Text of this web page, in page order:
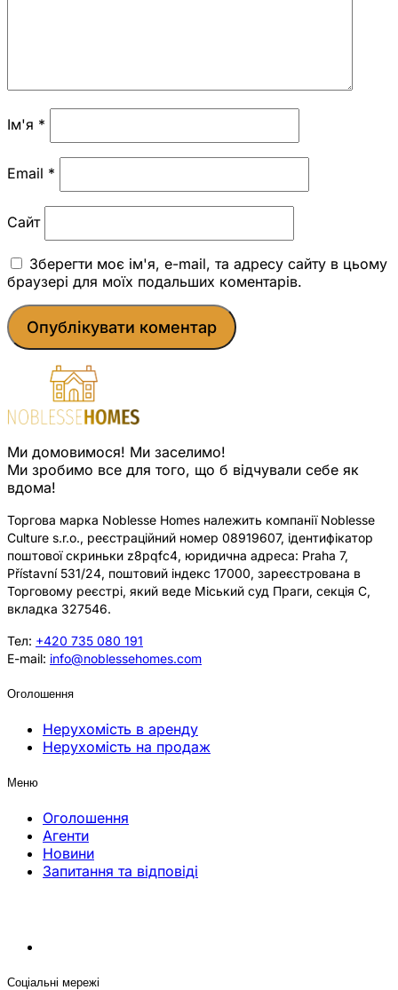
Ім'я *
Email *
Сайт
Зберегти моє ім'я, e-mail, та адресу сайту в цьому
браузері для моїх подальших коментарів.
Ми домовимося! Ми заселимо!
Ми зробимо все для того, що б відчували себе як
вдома!
Торгова марка Noblesse Homes належить компанії Noblesse
Culture s.r.o., реєстраційний номер 08919607, ідентифікатор
поштової скриньки z8pqfc4, юридична адреса: Praha 7,
Přístavní 531/24, поштовий індекс 17000, зареєстрована в
Торговому реєстрі, який веде Міський суд Праги, секція C,
вкладка 327546.
Тел: +420 735 080 191
E-mail: info@noblessehomes.com
Оголошення
Нерухомість в аренду
Нерухомість на продаж
Меню
Оголошення
Агенти
Новини
Запитання та відповіді
Соціальні мережі